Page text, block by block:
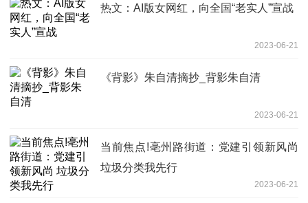
热文：AI版女网红，向全国“老实人”宣战
2023-06-21
《背影》朱自清摘抄_背影朱自清
2023-06-21
当前焦点!亳州路街道：党建引领新风尚
垃圾分类我先行
2023-06-21